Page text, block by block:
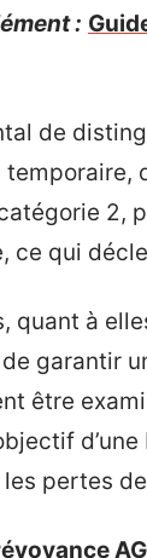
:
de
temporaire,
2,
ce qui
quant à
garantir
être
pertes